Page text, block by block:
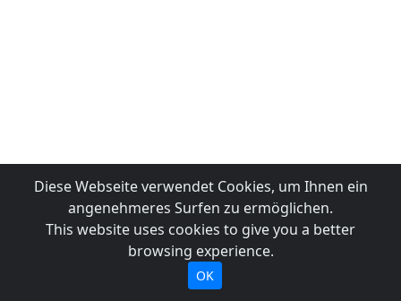
Diese Webseite verwendet Cookies, um Ihnen ein
angenehmeres Surfen zu ermöglichen.
This website uses cookies to give you a better
browsing experience.
OK